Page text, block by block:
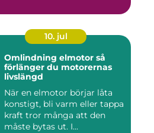
10. jul
Omlindning elmotor så
förlänger du motorernas
livslängd
När en elmotor börjar låta
konstigt, bli varm eller tappa
kraft tror många att den
måste bytas ut. I...